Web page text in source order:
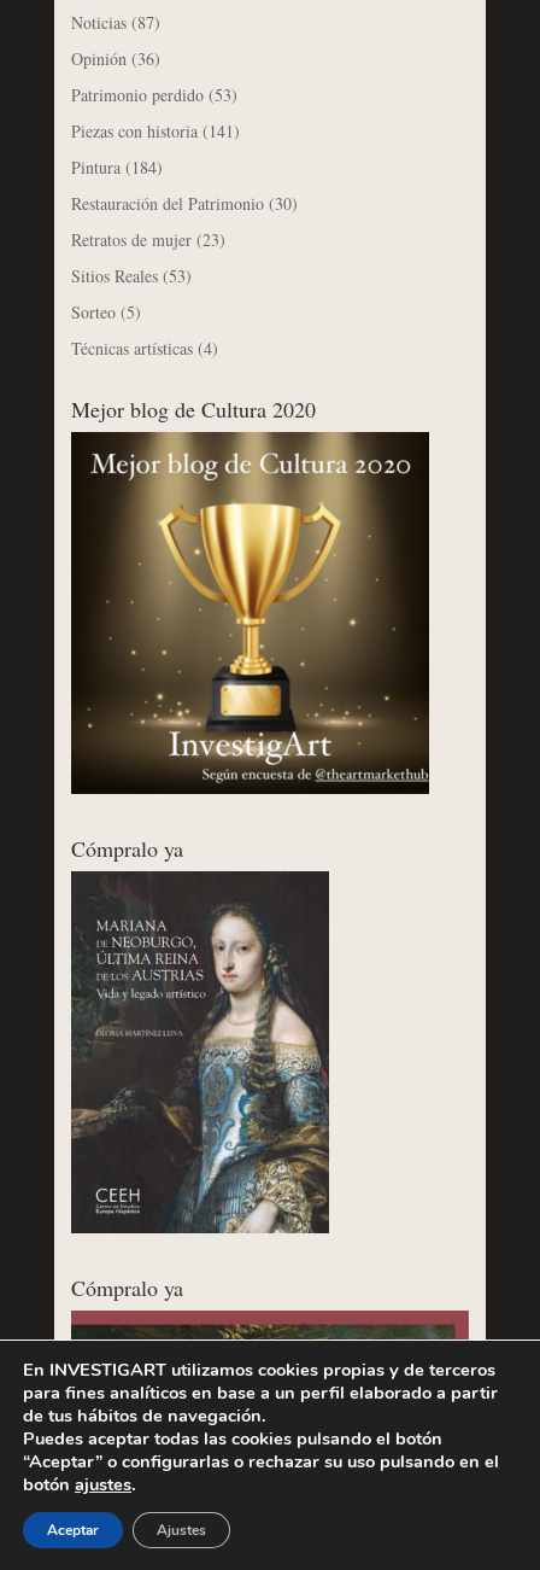
Noticias(87)
Opinión(36)
Patrimonio perdido(53)
Piezas con historia(141)
Pintura(184)
Restauración del Patrimonio(30)
Retratos de mujer(23)
Sitios Reales(53)
Sorteo(5)
Técnicas artísticas(4)
Mejor blog de Cultura 2020
Cómpralo ya
Cómpralo ya
En INVESTIGART utilizamos cookies propias y de terceros
para fines analíticos en base a un perfil elaborado a partir
de tus hábitos de navegación.
Puedes aceptar todas las cookies pulsando el botón
“Aceptar” o configurarlas o rechazar su uso pulsando en el
botón ajustes.
Aceptar Ajustes